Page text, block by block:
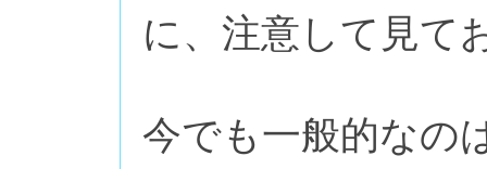
に、注意して見て
今でも一般的なの